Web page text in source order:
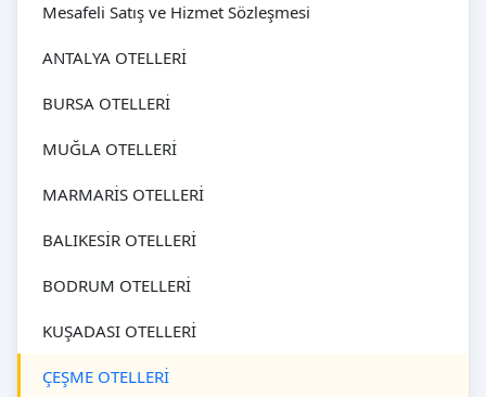
Mesafeli Satış ve Hizmet Sözleşmesi
ANTALYA OTELLERİ
BURSA OTELLERİ
MUĞLA OTELLERİ
MARMARİS OTELLERİ
BALIKESİR OTELLERİ
BODRUM OTELLERİ
KUŞADASI OTELLERİ
ÇEŞME OTELLERİ